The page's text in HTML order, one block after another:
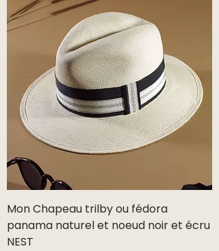
Mon Chapeau trilby ou fédora
panama naturel et noeud noir et écru
NEST